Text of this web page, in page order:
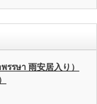
รรษา 雨安居入り）